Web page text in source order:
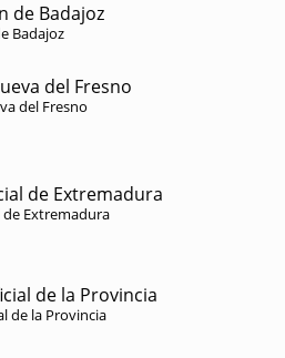
de Badajoz
Badajoz
del Fresno
del Fresno
de Extremadura
de Extremadura
de la Provincia
de la Provincia